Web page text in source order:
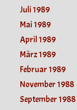
Juli 1989
Mai 1989
April 1989
März 1989
Februar 1989
November 1988
September 1988